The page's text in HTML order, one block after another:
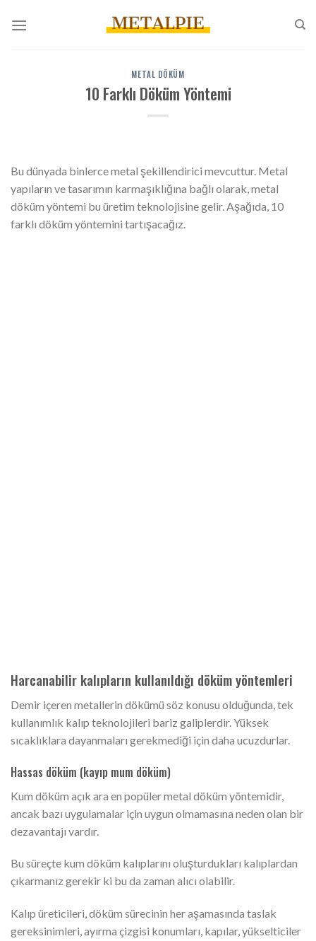
atla
METAL DÖKÜM
10 Farklı Döküm Yöntemi
Bu dünyada binlerce metal şekillendirici mevcuttur. Metal
yapıların ve tasarımın karmaşıklığına bağlı olarak, metal
döküm yöntemi bu üretim teknolojisine gelir. Aşağıda, 10
farklı döküm yöntemini tartışacağız.
Harcanabilir kalıpların kullanıldığı döküm yöntemleri
Demir içeren metallerin dökümü söz konusu olduğunda, tek
kullanımlık kalıp teknolojileri bariz galiplerdir. Yüksek
sıcaklıklara dayanmaları gerekmediği için daha ucuzdurlar.
Hassas döküm (kayıp mum döküm)
Kum döküm açık ara en popüler metal döküm yöntemidir,
ancak bazı uygulamalar için uygun olmamasına neden olan bir
dezavantajı vardır.
Bu süreçte kum döküm kalıplarını oluşturdukları kalıplardan
çıkarmanız gerekir ki bu da zaman alıcı olabilir.
Kalıp üreticileri, döküm sürecinin her aşamasında taslak
gereksinimleri, ayırma çizgisi konumları, kapılar, yükselticiler